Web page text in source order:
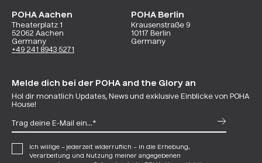
POHA Aachen
Theaterplatz 1
52062 Aachen
Germany
+49 241 8943 5271
POHA Berlin
Krausenstraße 9
10117 Berlin
Germany
Melde dich bei der POHA and the Glory an
Hol dir monatlich Updates, News und exklusive Einblicke von POHA
House!
Ich willige – jederzeit widerruflich – in die Erhebung,
Verarbeitung und Nutzung meiner angegebenen